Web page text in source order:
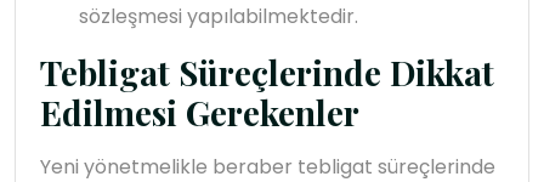
sözleşmesi yapılabilmektedir.
Tebligat Süreçlerinde Dikkat
Edilmesi Gerekenler
Yeni yönetmelikle beraber tebligat süreçlerinde